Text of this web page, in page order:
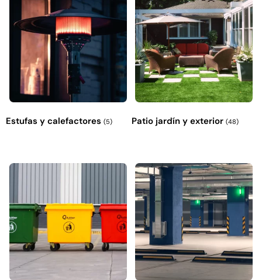
Estufas y calefactores (5) Patio jardín y exterior (48)